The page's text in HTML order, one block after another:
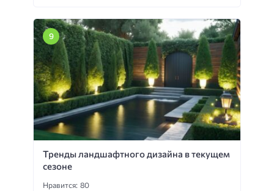
Тренды ландшафтного дизайна в текущем
сезоне
Нравится: 80